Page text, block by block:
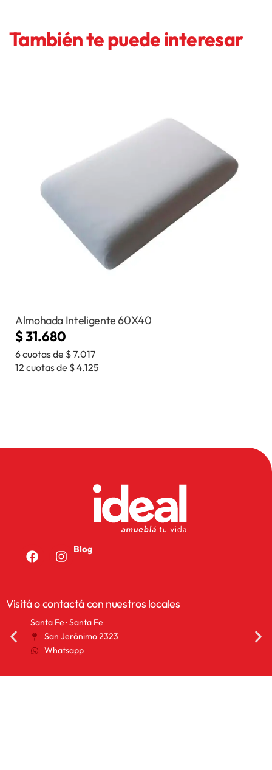
También te puede interesar
Almohada Inteligente 60X40
$31.680
6 cuotas de $7.017
12 cuotas de $4.125
Blog
Visitá o contactá con nuestros locales
Santa Fe · Santa Fe
San Jerónimo 2323
Whatsapp